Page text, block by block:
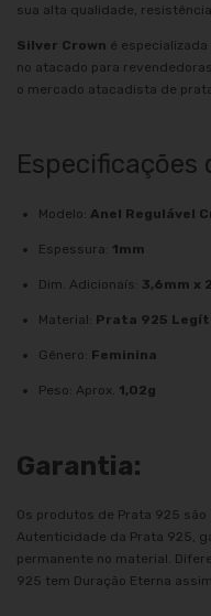
sua alta qualidade,
Silver Crown é
no atacado para
o mercado atacadista de
Especificações
Modelo: Anel Regulável
Espessura: 1mm
Dim. Adicionaís: 3,6mm x
Material: Prata 925
Gênero: Feminina
Peso: Aprox. 1,02g
Garantia:
Os produtos de Prata 925
Autenticidade da Prata 925,
permanente no material.
925 tem Duração Eterna assim